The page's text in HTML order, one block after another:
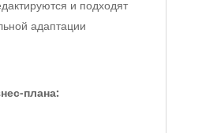
и подходят
адаптации
плана: